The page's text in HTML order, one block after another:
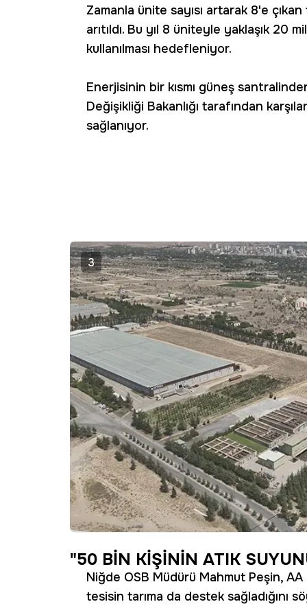
Zamanla ünite sayısı artarak 8'e
arıtıldı. Bu yıl 8 üniteyle yaklaşık 20
kullanılması hedefleniyor.
Enerjisinin bir kısmı güneş
Değişikliği Bakanlığı tarafından
sağlanıyor.
3
"50 BİN KİŞİNİN ATIK
Niğde OSB Müdürü Mahmut Peşin,
tesisin tarıma da destek sağladığını